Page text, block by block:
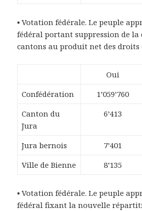
▪ Votation fédérale. Le peuple
fédéral portant suppression de la
cantons au produit net des droits
Oui
Confédération
1’059’760
Canton du
Jura
6’413
Jura bernois 7’401
Ville de Bienne
8’135
▪ Votation fédérale. Le peuple
fédéral fixant la nouvelle